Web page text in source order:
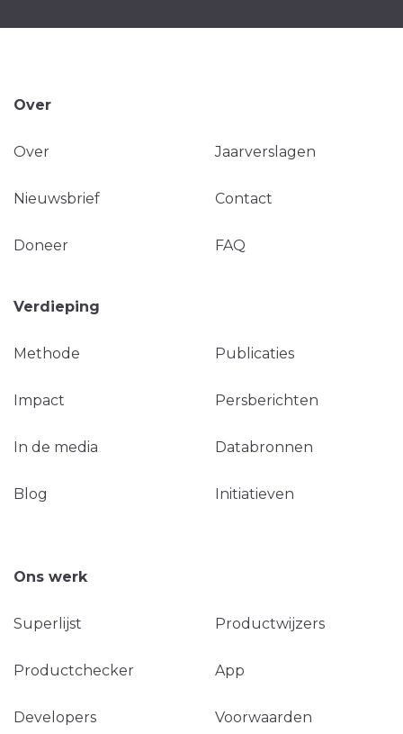
Over
Over Jaarverslagen
Nieuwsbrief Contact
Doneer FAQ
Verdieping
Methode Publicaties
Impact Persberichten
In de media Databronnen
Blog Initiatieven
Ons werk
Superlijst Productwijzers
Productchecker App
Developers Voorwaarden